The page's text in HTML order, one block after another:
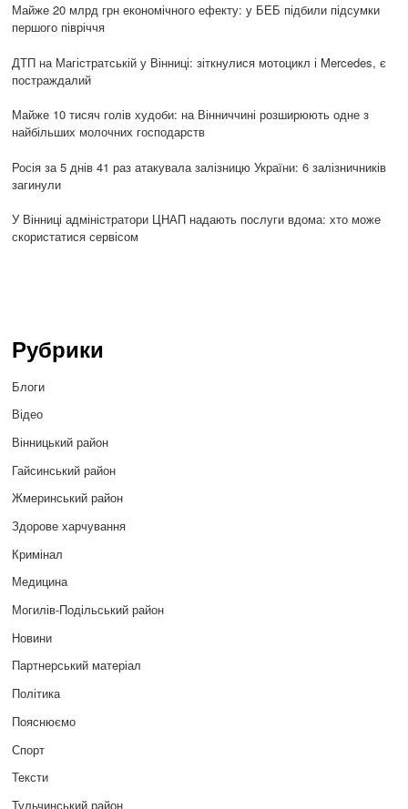
Майже 20 млрд грн економічного ефекту: у БЕБ підбили підсумки
першого півріччя
ДТП на Магістратській у Вінниці: зіткнулися мотоцикл і Mercedes, є
постраждалий
Майже 10 тисяч голів худоби: на Вінниччині розширюють одне з
найбільших молочних господарств
Росія за 5 днів 41 раз атакувала залізницю України: 6 залізничників
загинули
У Вінниці адміністратори ЦНАП надають послуги вдома: хто може
скористатися сервісом
Рубрики
Блоги
Відео
Вінницький район
Гайсинський район
Жмеринський район
Здорове харчування
Кримінал
Медицина
Могилів-Подільський район
Новини
Партнерський матеріал
Політика
Пояснюємо
Спорт
Тексти
Тульчинський район